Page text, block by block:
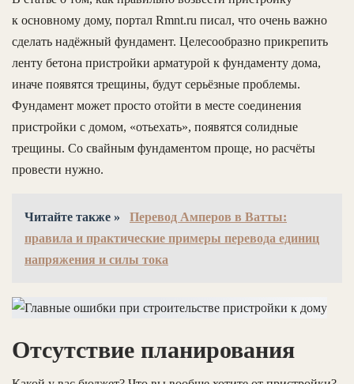
к основному дому, портал Rmnt.ru писал, что очень важно
сделать надёжный фундамент. Целесообразно прикрепить
ленту бетона пристройки арматурой к фундаменту дома,
иначе появятся трещины, будут серьёзные проблемы.
Фундамент может просто отойти в месте соединения
пристройки с домом, «отьехать», появятся солидные
трещины. Со свайным фундаментом проще, но расчёты
провести нужно.
Читайте также »
Перевод Амперов в Ватты:
правила и практические примеры перевода единиц
напряжения и силы тока
Отсутствие планирования